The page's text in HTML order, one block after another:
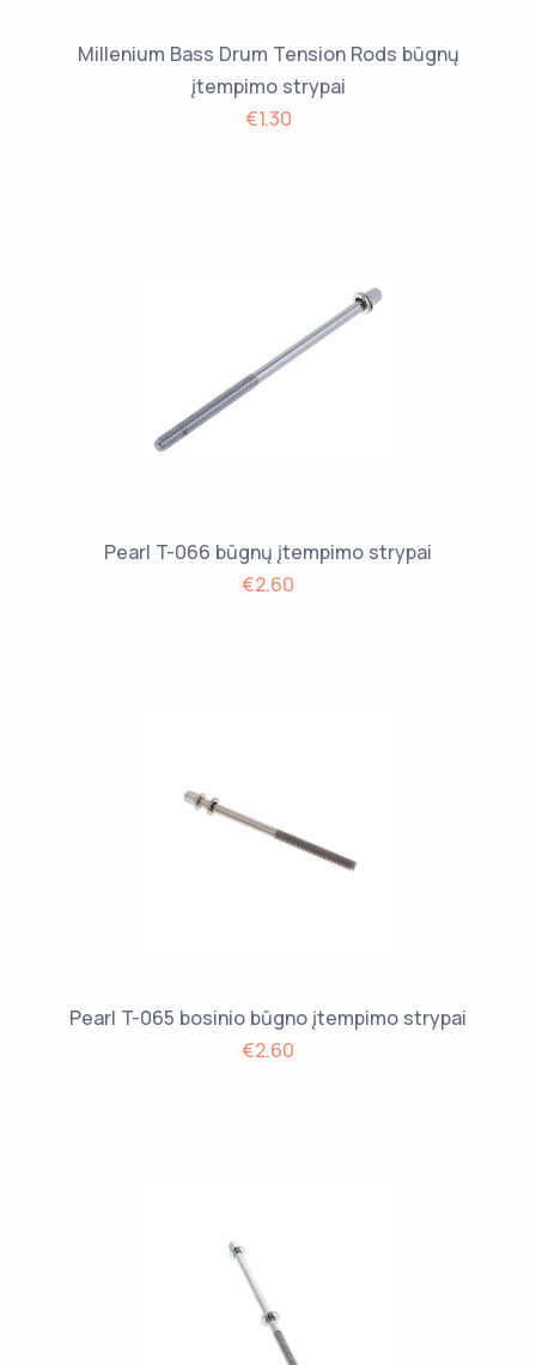
Millenium Bass Drum Tension Rods būgnų
įtempimo strypai
€1.30
Pearl T-066 būgnų įtempimo strypai
€2.60
Pearl T-065 bosinio būgno įtempimo strypai
€2.60